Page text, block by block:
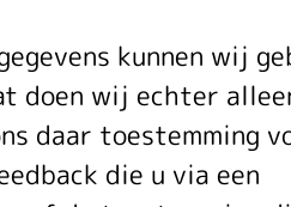
kunnen wij
doen wij echter
daar toestemming
die u via een